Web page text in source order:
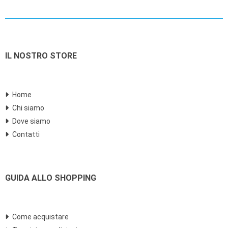
IL NOSTRO STORE
Home
Chi siamo
Dove siamo
Contatti
GUIDA ALLO SHOPPING
Come acquistare